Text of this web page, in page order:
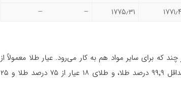
۱۷۷۱٫۴ ۱۷۷۵٫۳۱ –
–
که برای سایر مواد هم به کار می‌رود. عیار طلا معمولاً از
واحد کامل ۲۴ بیان می‌شود. برای مثال طلای ۲۴ عیار طلای خالص با حداقل ۹۹٬۹ درصد طلا، و طلای ۱۸ عیار از ۷۵ درصد طلا و ۲۵